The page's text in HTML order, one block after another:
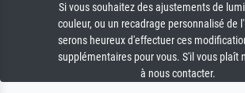
Si vous souhaitez des ajustements de
couleur, ou un recadrage personnalisé de
serons heureux d'effectuer ces
supplémentaires pour vous. S'il vous plaît
à nous contacter.